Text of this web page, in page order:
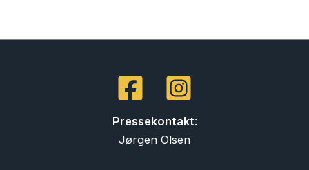
Pressekontakt:
Jørgen Olsen